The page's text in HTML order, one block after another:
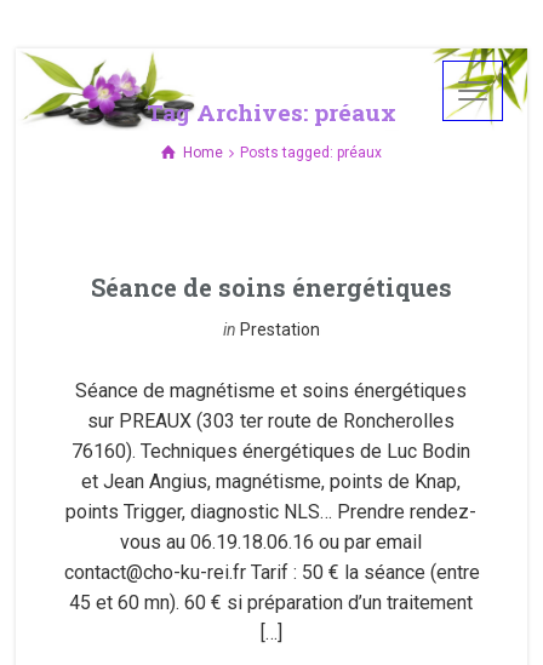
Tag Archives: préaux
Home Posts tagged: préaux
Séance de soins énergétiques
in Prestation
Séance de magnétisme et soins énergétiques
sur PREAUX (303 ter route de Roncherolles
76160). Techniques énergétiques de Luc Bodin
et Jean Angius, magnétisme, points de Knap,
points Trigger, diagnostic NLS… Prendre rendez-
vous au 06.19.18.06.16 ou par email
contact@cho-ku-rei.fr Tarif : 50 € la séance (entre
45 et 60 mn). 60 € si préparation d’un traitement
[…]